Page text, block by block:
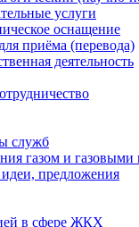
услуги
оснащение
приёма (перевода)
деятельность
служб
газом и
предложения
в сфере ЖКХ